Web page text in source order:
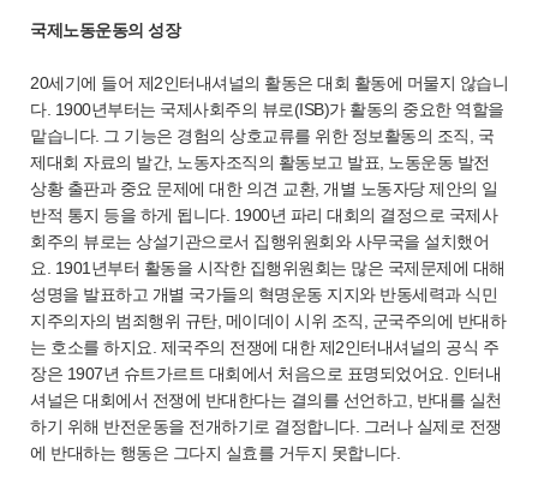
국제노동운동의 성장
20세기에 들어 제2인터내셔널의 활동은 대회 활동에 머물지 않습니
다. 1900년부터는 국제사회주의 뷰로(ISB)가 활동의 중요한 역할을
맡습니다. 그 기능은 경험의 상호교류를 위한 정보활동의 조직, 국
제대회 자료의 발간, 노동자조직의 활동보고 발표, 노동운동 발전
상황 출판과 중요 문제에 대한 의견 교환, 개별 노동자당 제안의 일
반적 통지 등을 하게 됩니다. 1900년 파리 대회의 결정으로 국제사
회주의 뷰로는 상설기관으로서 집행위원회와 사무국을 설치했어
요. 1901년부터 활동을 시작한 집행위원회는 많은 국제문제에 대해
성명을 발표하고 개별 국가들의 혁명운동 지지와 반동세력과 식민
지주의자의 범죄행위 규탄, 메이데이 시위 조직, 군국주의에 반대하
는 호소를 하지요. 제국주의 전쟁에 대한 제2인터내셔널의 공식 주
장은 1907년 슈트가르트 대회에서 처음으로 표명되었어요. 인터내
셔널은 대회에서 전쟁에 반대한다는 결의를 선언하고, 반대를 실천
하기 위해 반전운동을 전개하기로 결정합니다. 그러나 실제로 전쟁
에 반대하는 행동은 그다지 실효를 거두지 못합니다.